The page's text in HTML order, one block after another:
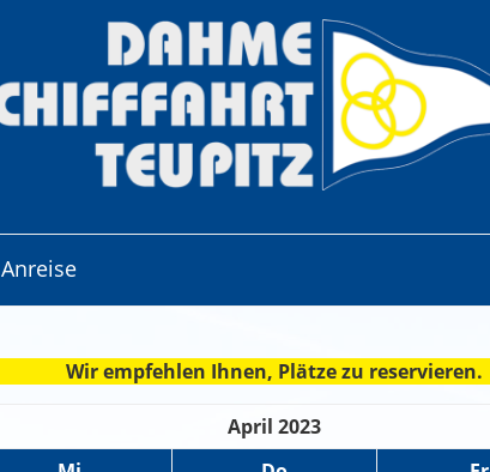
Anreise
Wir empfehlen Ihnen, Plätze zu reservieren.
April 2023